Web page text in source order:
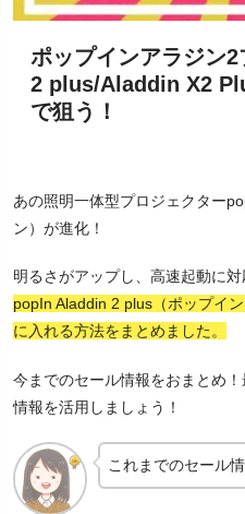
ポップインアラジン
2 plus/Aladdin X2
で狙う！
あの照明一体型プロジェクター
ン）が進化！
明るさがアップし、高速起動に
popIn Aladdin 2 plus（ポップイ
に入れる方法をまとめました。
今までのセール情報をおまとめ
情報を活用しましょう！
これまでのセール